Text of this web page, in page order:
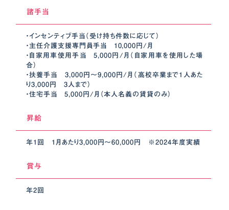
諸手当
・インセンティブ手当（受け持ち件数に応じて）
・主任介護支援専門員手当 10,000円/月
・自家用車使用手当 5,000円/月（自家用車を使用した場
合）
・扶養手当 3,000円～9,000円/月（高校卒業まで1人あた
り3,000円 3人まで）
・住宅手当 5,000円/月（本人名義の賃貸のみ）
昇給
年1回 1月あたり3,000円〜60,000円 ※2024年度実績
賞与
年2回